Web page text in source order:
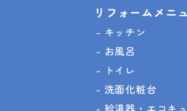
リフォームメニ
キッチン
お風呂
トイレ
洗面化粧台